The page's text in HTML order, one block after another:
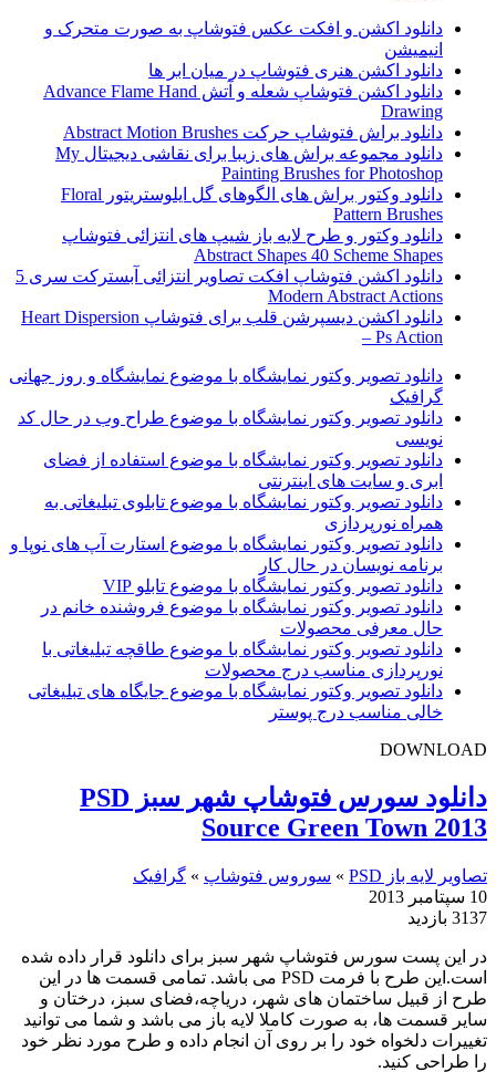
دانلود اکشن و افکت عکس فتوشاپ به صورت متحرک و
انیمیشن
دانلود اکشن هنری فتوشاپ در میان ابر ها
دانلود اکشن فتوشاپ شعله و آتش Advance Flame Hand
Drawing
دانلود براش فتوشاپ حرکت Abstract Motion Brushes
دانلود مجموعه براش های زیبا برای نقاشی دیجیتال My
Painting Brushes for Photoshop
دانلود وکتور براش های الگوهای گل ایلوستریتور Floral
Pattern Brushes
دانلود وکتور و طرح لایه باز شیپ های انتزائی فتوشاپ
Abstract Shapes 40 Scheme Shapes
دانلود اکشن فتوشاپ افکت تصاویر انتزائی آبسترکت سری 5
Modern Abstract Actions
دانلود اکشن دیسپرشن قلب برای فتوشاپ Heart Dispersion
– Ps Action
دانلود تصویر وکتور نمایشگاه با موضوع نمایشگاه و روز جهانی
گرافیک
دانلود تصویر وکتور نمایشگاه با موضوع طراح وب در حال کد
نویسی
دانلود تصویر وکتور نمایشگاه با موضوع استفاده از فضای
ابری و سایت های اینترنتی
دانلود تصویر وکتور نمایشگاه با موضوع تابلوی تبلیغاتی به
همراه نورپردازی
دانلود تصویر وکتور نمایشگاه با موضوع استارت آپ های نوپا و
برنامه نویسان در حال کار
دانلود تصویر وکتور نمایشگاه با موضوع تابلو VIP
دانلود تصویر وکتور نمایشگاه با موضوع فروشنده خانم در
حال معرفی محصولات
دانلود تصویر وکتور نمایشگاه با موضوع طاقچه تبلیغاتی با
نورپردازی مناسب درج محصولات
دانلود تصویر وکتور نمایشگاه با موضوع جایگاه های تبلیغاتی
خالی مناسب درج پوستر
DOWNLOAD
دانلود سورس فتوشاپ شهر سبز PSD
Source Green Town 2013
تصاویر لایه باز PSD » سوروس فتوشاپ » گرافیک
10 سپتامبر 2013
3137 بازدید
در این پست سورس فتوشاپ شهر سبز برای دانلود قرار داده شده
است.این طرح با فرمت PSD می باشد. تمامی قسمت ها در این
طرح از قبیل ساختمان های شهر، دریاچه،فضای سبز، درختان و
سایر قسمت ها، به صورت کاملا لایه باز می باشد و شما می توانید
تغییرات دلخواه خود را بر روی آن انجام داده و طرح مورد نظر خود
را طراحی کنید.